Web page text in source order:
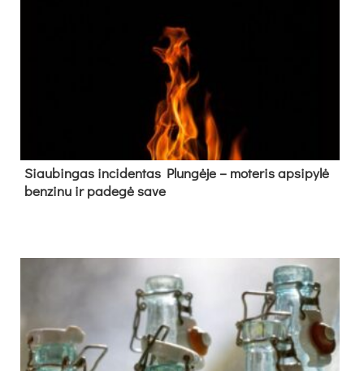
Siau­bin­gas in­ci­den­tas Plun­gė­je – mo­te­ris ap­si­py­lė
ben­zi­nu ir pa­de­gė sa­ve